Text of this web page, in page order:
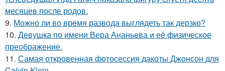
месяцев после родов.
9. Можно ли во время развода выглядеть так дерзко?
10. Девушка по имени Вера Ананьева и её физическое
преображение.
11. Самая откровенная фотосессия дакоты Джонсон для